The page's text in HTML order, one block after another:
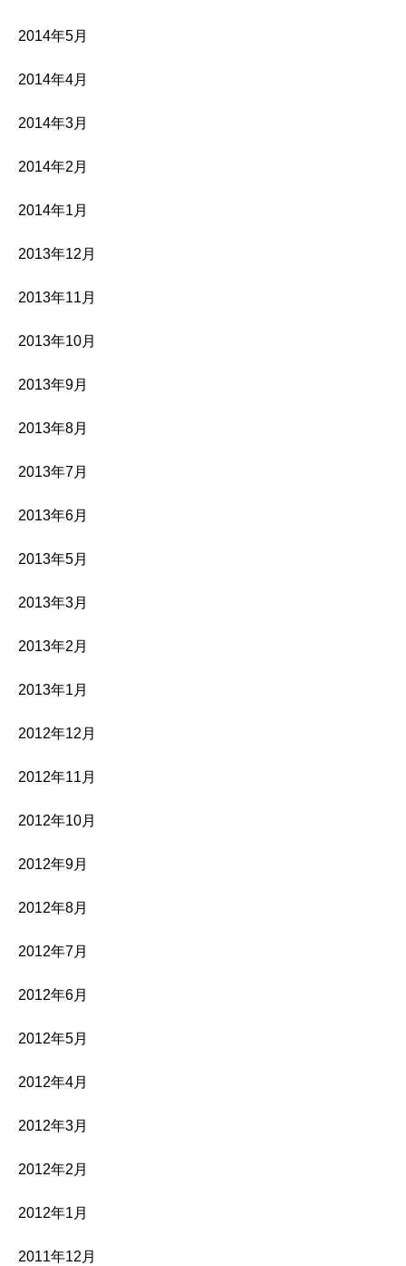
2014年5月
2014年4月
2014年3月
2014年2月
2014年1月
2013年12月
2013年11月
2013年10月
2013年9月
2013年8月
2013年7月
2013年6月
2013年5月
2013年3月
2013年2月
2013年1月
2012年12月
2012年11月
2012年10月
2012年9月
2012年8月
2012年7月
2012年6月
2012年5月
2012年4月
2012年3月
2012年2月
2012年1月
2011年12月